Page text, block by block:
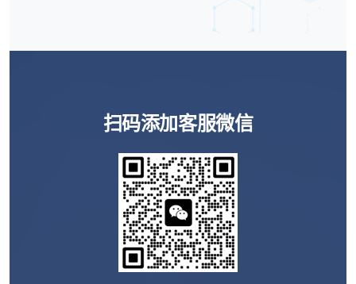
扫码添加客服微信